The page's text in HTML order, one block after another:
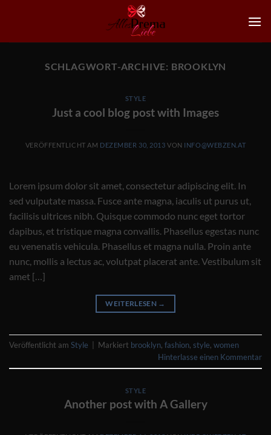
SCHLAGWORT-ARCHIVE: BROOKLYN
STYLE
Just a cool blog post with Images
VERÖFFENTLICHT AM DEZEMBER 30, 2013 VON INFO@WEBZEN.AT
Lorem ipsum dolor sit amet, consectetur adipiscing elit. In
sed vulputate massa. Fusce ante magna, iaculis ut purus ut,
facilisis ultrices nibh. Quisque commodo nunc eget tortor
dapibus, et tristique magna convallis. Phasellus egestas nunc
eu venenatis vehicula. Phasellus et magna nulla. Proin ante
nunc, mollis a lectus ac, volutpat placerat ante. Vestibulum sit
amet […]
WEITERLESEN →
Veröffentlicht am Style Markiert brooklyn, fashion, style, women
Hinterlasse einen Kommentar
STYLE
Another post with A Gallery